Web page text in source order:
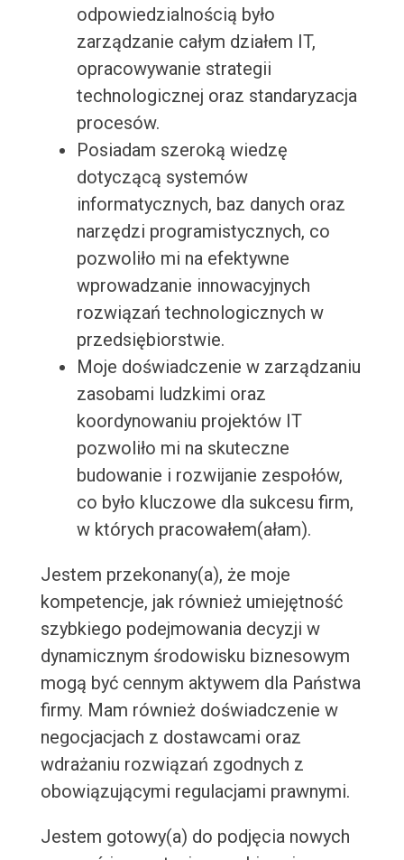
odpowiedzialnością było
zarządzanie całym działem IT,
opracowywanie strategii
technologicznej oraz standaryzacja
procesów.
Posiadam szeroką wiedzę
dotyczącą systemów
informatycznych, baz danych oraz
narzędzi programistycznych, co
pozwoliło mi na efektywne
wprowadzanie innowacyjnych
rozwiązań technologicznych w
przedsiębiorstwie.
Moje doświadczenie w zarządzaniu
zasobami ludzkimi oraz
koordynowaniu projektów IT
pozwoliło mi na skuteczne
budowanie i rozwijanie zespołów,
co było kluczowe dla sukcesu firm,
w których pracowałem(ałam).
Jestem przekonany(a), że moje
kompetencje, jak również umiejętność
szybkiego podejmowania decyzji w
dynamicznym środowisku biznesowym
mogą być cennym aktywem dla Państwa
firmy. Mam również doświadczenie w
negocjacjach z dostawcami oraz
wdrażaniu rozwiązań zgodnych z
obowiązującymi regulacjami prawnymi.
Jestem gotowy(a) do podjęcia nowych